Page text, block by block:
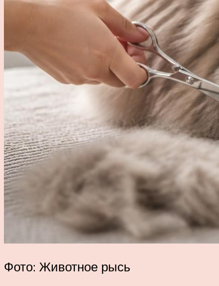
Фото: Животное рысь